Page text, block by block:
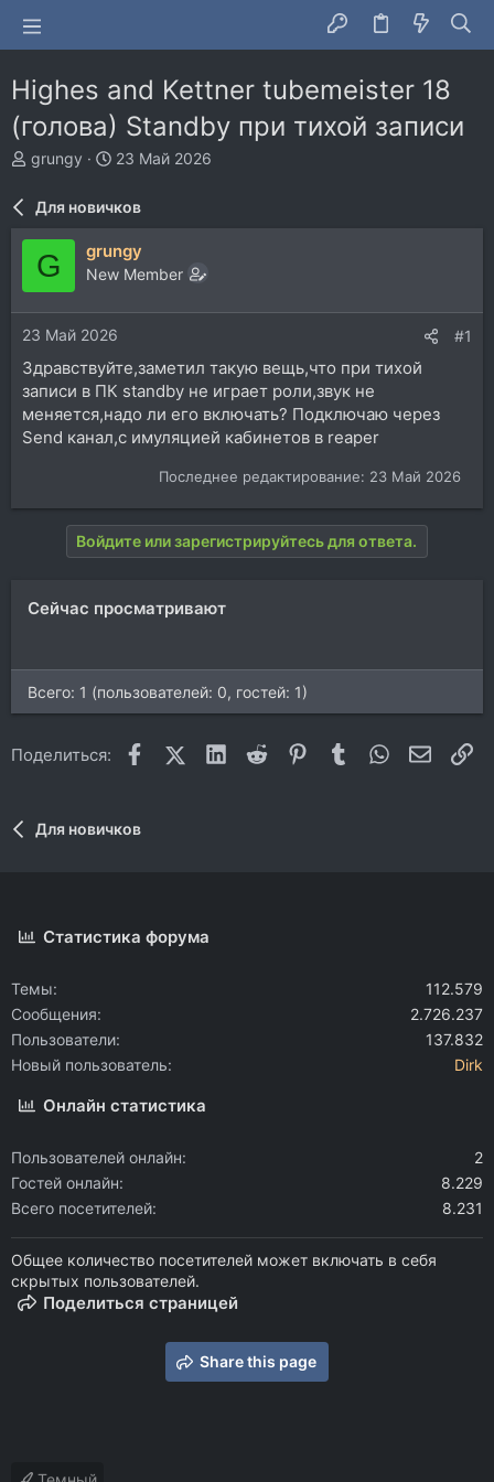
Highes and Kettner tubemeister 18
(голова) Standby при тихой записи
А
о
р
ы
grungy
Д
а
ч
а
23 Май 2026
Для новичков
G grungy
New Member
23 Май 2026 #1
Здравствуйте,заметил такую вещь,что при тихой
записи в ПК standby не играет роли,звук не
меняется,надо ли его включать? Подключаю через
Send канал,с имуляцией кабинетов в reaper
Последнее редактирование: 23 Май 2026
Войдите или зарегистрируйтесь для ответа.
Сейчас просматривают
Всего: 1 (пользователей: 0, гостей: 1)
Поделиться: FacebookX (Twitter)
LinkedIn
Reddit Pinterest
Tumblr WhatsApp
Для новичков
Статистика форума
Темы
112.579
Сообщения
2.726.237
Пользователи
137.832
Новый пользователь
Dirk
Онлайн статистика
Пользователей онлайн
2
Гостей онлайн
8.229
Всего посетителей
8.231
Общее количество посетителей может включать в себя
скрытых пользователей.
Поделиться страницей
Share this page